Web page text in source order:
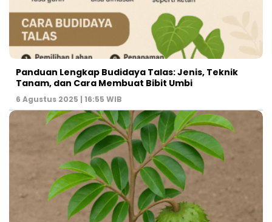
Panduan Lengkap Budidaya Talas: Jenis, Teknik
Tanam, dan Cara Membuat Bibit Umbi
6 Agustus 2025 | 16:55 WIB